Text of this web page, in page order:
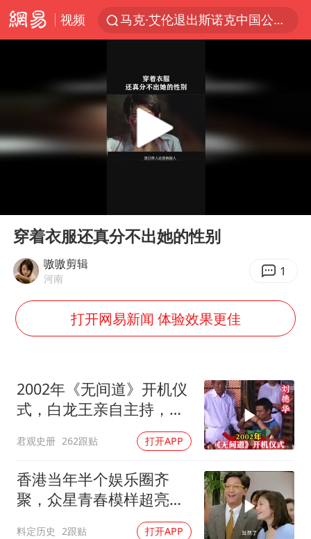
视频
马克·艾伦退出斯诺克中国公开赛
央视新主播李秋莹孙亚鹏亮相
情侣平潭拍日出坠崖1死1伤
老挝国会主席赛宋蓬逝世
全民健身事业高质量发展
《欢迎来龙餐馆》口碑
白海豚将正面袭击贯穿浙江
杭州全市有序停课
商场现钱学森巨幅海报 负责人回应
乐享全民健身 共筑健康中国
Play
穿着衣服还真分不出她的性别
嗷嗷剪辑
河南 1
打开网易新闻 体验效果更佳
2002年《无间道》开机仪
式，白龙王亲自主持，预
君观史册 262跟贴 打开APP
香港当年半个娱乐圈齐
聚，众星青春模样超亮
眼，星爷现身瞬间惊艳
料定历史 2跟贴 打开APP